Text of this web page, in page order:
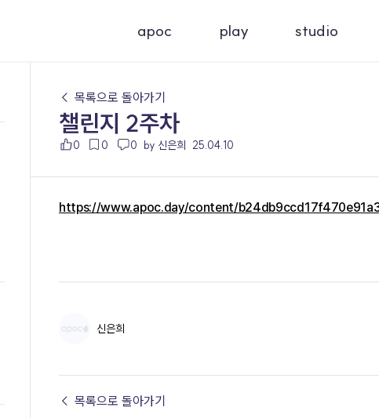
apoc play studio
← 목록으로 돌아가기
챌린지 2주차
0 0 0 by 신은희 25.04.10
https://www.apoc.day/content/
신은희
← 목록으로 돌아가기